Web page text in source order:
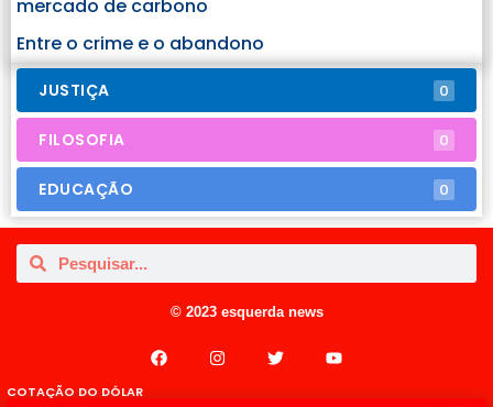
mercado de carbono
Entre o crime e o abandono
JUSTIÇA 0
FILOSOFIA 0
EDUCAÇÃO 0
© 2023 esquerda news
COTAÇÃO DO DÓLAR